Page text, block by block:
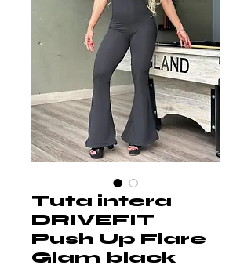
Tuta intera
DRIVEFIT
Push Up Flare
Glam black